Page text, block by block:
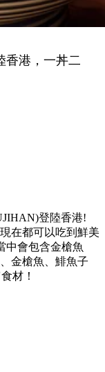
香港，一丼二
登陸香港!
在都可以吃到鮮美
中會包含金槍魚
金槍魚、鯡魚子
材 ！